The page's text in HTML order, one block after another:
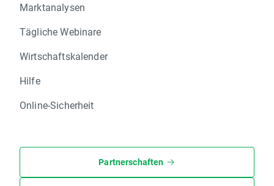
Marktanalysen
Tägliche Webinare
Wirtschaftskalender
Hilfe
Online-Sicherheit
Partnerschaften